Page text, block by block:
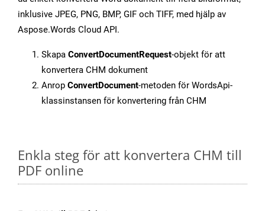
inklusive JPEG, PNG, BMP, GIF och TIFF, med hjälp av
Aspose.Words Cloud API.
Skapa ConvertDocumentRequest-objekt för att
konvertera CHM dokument
Anrop ConvertDocument-metoden för WordsApi-
klassinstansen för konvertering från CHM
Enkla steg för att konvertera CHM till
PDF online